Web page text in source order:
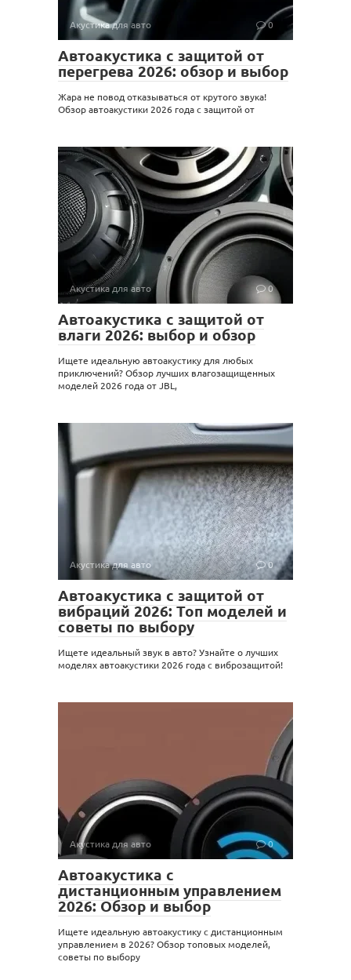
Акустика для авто 0
Автоакустика с защитой от
перегрева 2026: обзор и выбор
Жара не повод отказываться от крутого звука!
Обзор автоакустики 2026 года с защитой от
Акустика для авто 0
Автоакустика с защитой от
влаги 2026: выбор и обзор
Ищете идеальную автоакустику для любых
приключений? Обзор лучших влагозащищенных
моделей 2026 года от JBL,
Акустика для авто 0
Автоакустика с защитой от
вибраций 2026: Топ моделей и
советы по выбору
Ищете идеальный звук в авто? Узнайте о лучших
моделях автоакустики 2026 года с виброзащитой!
Акустика для авто 0
Автоакустика с
дистанционным управлением
2026: Обзор и выбор
Ищете идеальную автоакустику с дистанционным
управлением в 2026? Обзор топовых моделей,
советы по выбору